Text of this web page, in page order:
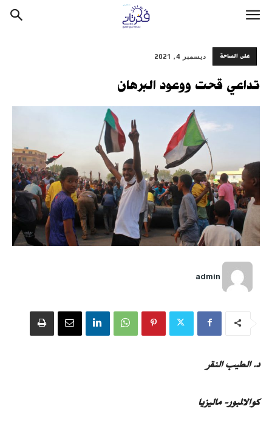
على الساحة ديسمبر 4, 2021
تداعي قحت ووعود البرهان
admin
د. الطيب النقر
كوالالمبور- ماليزيا